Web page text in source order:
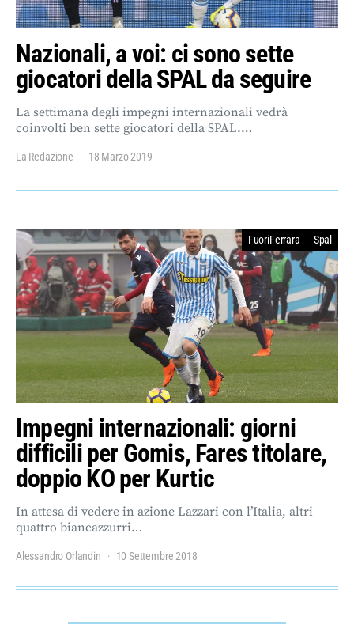
Nazionali, a voi: ci sono sette
giocatori della SPAL da seguire
La settimana degli impegni internazionali vedrà
coinvolti ben sette giocatori della SPAL.…
La Redazione 18 Marzo 2019
FuoriFerrara Spal
Impegni internazionali: giorni
difficili per Gomis, Fares titolare,
doppio KO per Kurtic
In attesa di vedere in azione Lazzari con l’Italia, altri
quattro biancazzurri…
Alessandro Orlandin 10 Settembre 2018